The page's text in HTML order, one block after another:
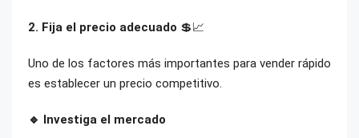
2. Fija el precio adecuado 💲📈
Uno de los factores más importantes para vender rápido
es establecer un precio competitivo.
🔹 Investiga el mercado